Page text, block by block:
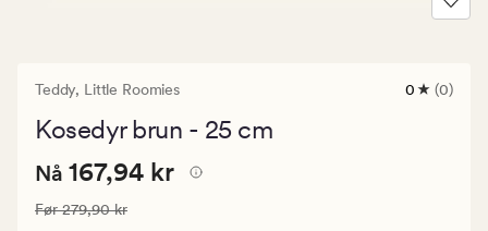
Teddy, Little Roomies
0
0 (0)
Kosedyr brun - 25 cm
Nåværende
167,94
Nåværende pris
Nå 167,94 kr
Vanlig pris 279,90 kr
Før279,90 kr